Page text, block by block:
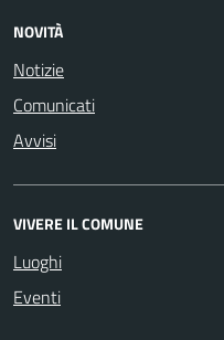
NOVITÀ
Notizie
Comunicati
Avvisi
VIVERE IL COMUNE
Luoghi
Eventi